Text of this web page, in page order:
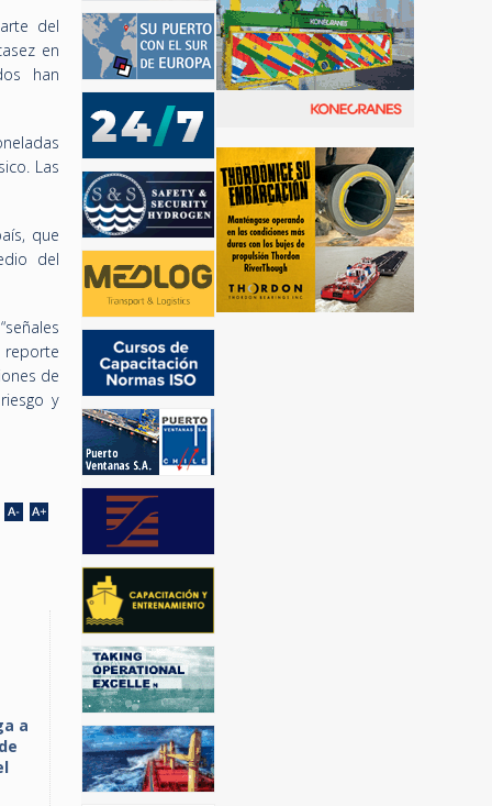
del
en
han
Las
que
del
de
y
a